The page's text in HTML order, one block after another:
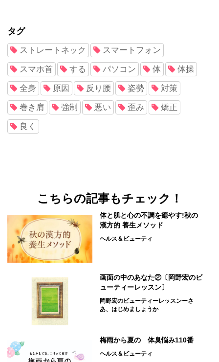
タグ
ストレートネック スマートフォン
スマホ首 する パソコン 体 体操
全身 原因 反り腰 姿勢 対策
巻き肩 強制 悪い 歪み 矯正
良く
こちらの記事もチェック！
体と肌と心の不調を癒やす!秋の
漢方的 養生メソッド
ヘルス＆ビューティ
画面の中のあなた②〔岡野宏のビ
ューティーレッスン〕
岡野宏のビューティーレッスンーさ
あ、はじめましょうか
梅雨から夏の 体臭悩み110番
ヘルス＆ビューティ